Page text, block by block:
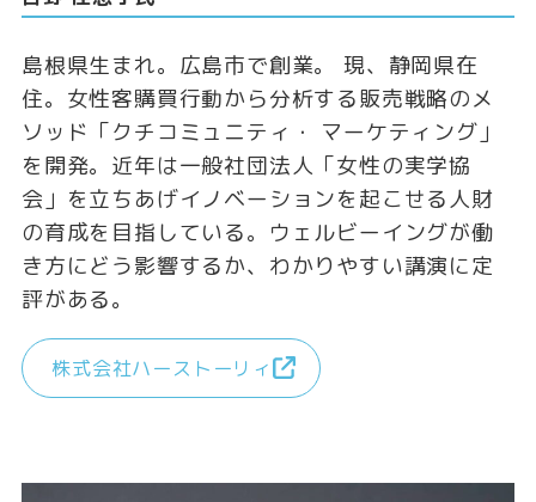
島根県生まれ。広島市で創業。 現、静岡県在
住。女性客購買行動から分析する販売戦略のメ
ソッド「クチコミュニティ・ マーケティング」
を開発。近年は一般社団法人「女性の実学協
会」を立ちあげイノベーションを起こせる人財
の育成を目指している。ウェルビーイングが働
き方にどう影響するか、わかりやすい講演に定
評がある。
株式会社ハーストーリィ